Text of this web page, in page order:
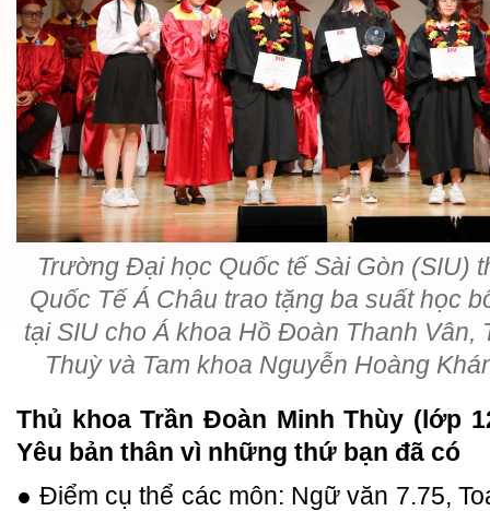
Trường Đại học Quốc tế Sài Gòn (SIU)
Quốc Tế Á Châu trao tặng ba suất học
tại SIU cho Á khoa Hồ Đoàn Thanh Vân,
Thuỳ và Tam khoa Nguyễn Hoàng
Thủ khoa Trần Đoàn Minh Thùy (lớp
Yêu bản thân vì những thứ bạn đã có
● Điểm cụ thể các môn: Ngữ văn 7.75,